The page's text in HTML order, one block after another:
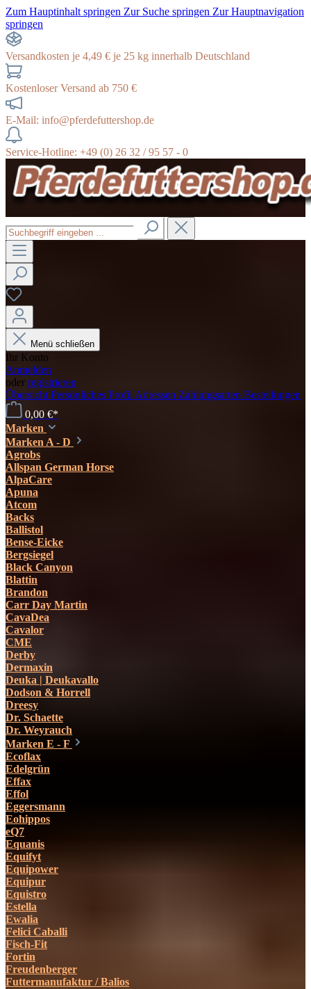
Zum Hauptinhalt springen Zur Suche springen Zur Hauptnavigation
springen
Versandkosten je 4,49 € je 25 kg innerhalb Deutschland
Kostenloser Versand ab 750 €
E-Mail: info@pferdefuttershop.de
Service-Hotline: +49 (0) 26 32 / 95 57 - 0
Menü schließen
Ihr Konto
Anmelden
oder registrieren
Übersicht Persönliches Profil Adressen Zahlungsarten Bestellungen
0,00 €*
Marken
Marken A - D
Agrobs
Allspan German Horse
AlpaCare
Apuna
Atcom
Backs
Ballistol
Bense-Eicke
Bergsiegel
Black Canyon
Blattin
Brandon
Carr Day Martin
CavaDea
Cavalor
CME
Derby
Dermaxin
Deuka | Deukavallo
Dodson & Horrell
Dreesy
Dr. Schaette
Dr. Weyrauch
Marken E - F
Ecoflax
Edelgrün
Effax
Effol
Eggersmann
Eohippos
eQ7
Equanis
Equifyt
Equipower
Equipur
Equistro
Estella
Ewalia
Felici Caballi
Fisch-Fit
Fortin
Freudenberger
Futtermanufaktur / Balios